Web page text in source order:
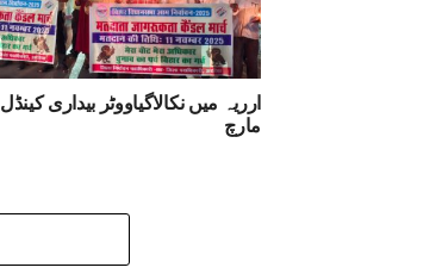
ارریہ میں نکالاگیاووٹر بیداری کینڈل
مارچ